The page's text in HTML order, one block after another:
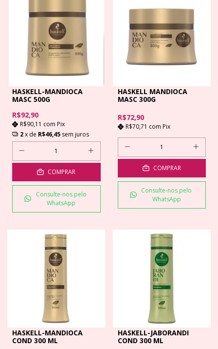
HASKELL-MANDIOCA
MASC 500G
R$92,90
R$90,11 com Pix
2x de R$46,45 sem juros
COMPRAR
Consulte-nos pelo
WhatsApp
HASKELL MANDIOCA
MASC 300G
R$72,90
R$70,71 com Pix
COMPRAR
Consulte-nos pelo
WhatsApp
HASKELL-MANDIOCA
COND 300 ML
HASKELL-JABORANDI
COND 300 ML